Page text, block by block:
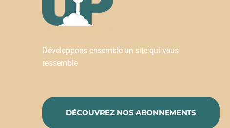
Développons ensemble un site qui vous
ressemble
DÉCOUVREZ NOS ABONNEMENTS